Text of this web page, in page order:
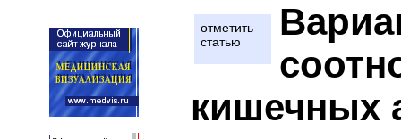
отметить
статью
кишечных